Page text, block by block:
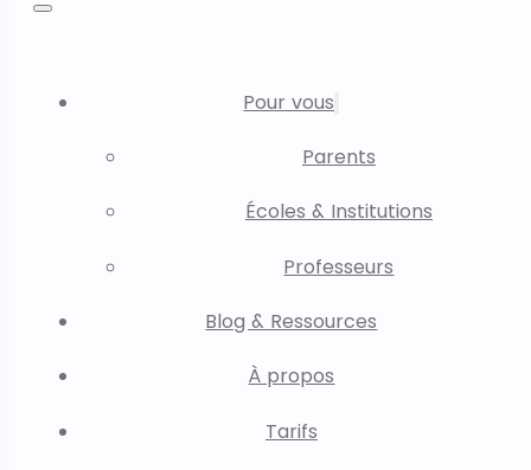
Pour vous
Parents
Écoles & Institutions
Professeurs
Blog & Ressources
À propos
Tarifs